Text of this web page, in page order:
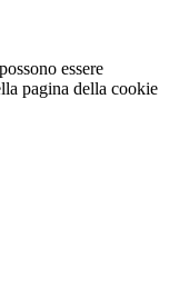
essere
pagina della cookie